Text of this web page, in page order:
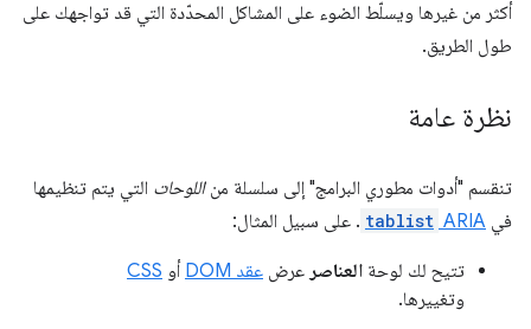
أكثر من غيرها ويسلّط الضوء على المشاكل المحدّدة التي قد تواجهك على
طول الطريق.
نظرة عامة
تنقسم "أدوات مطوري البرامج" إلى سلسلة مناللوحات التي يتم تنظيمها
في ARIA
tablist . على سبيل المثال:
تتيح لك لوحة العناصر عرض عقد DOM أو CSS
وتغييرها.